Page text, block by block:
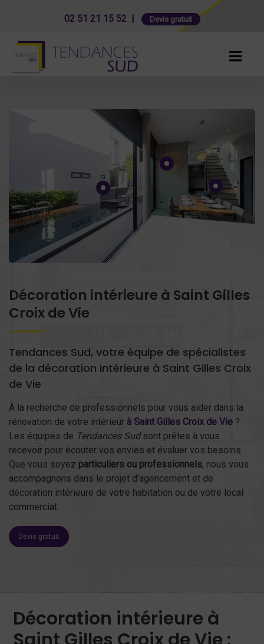
02 51 21 15 52 | Devis gratuit
Décoration intérieure à Saint Gilles
Croix de Vie
Tendances Sud, votre équipe de spécialistes
de la décoration intérieure à Saint Gilles Croix
de Vie
À la recherche de professionnels pour vous aider dans la
rénovation de votre intérieur à Saint Gilles Croix de Vie ?
Les équipes de Tendances Sudsont prêtes à vous
recevoir pour écouter vos envies et évaluer vos besoins.
Que vous soyez particuliers ou professionnels, nous vous
accompagnons dans le projet d’agencement et de
décoration intérieure de votre habitation ou de votre local
commercial.
Devis gratuit
Décoration intérieure à